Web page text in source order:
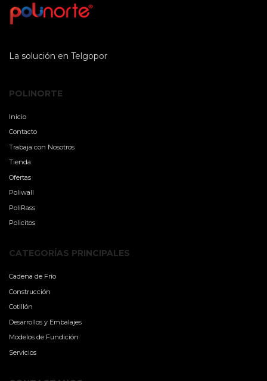
La solución en Telgopor
POLINORTE
Inicio
Contacto
Trabaja con Nosotros
Tienda
Ofertas
Poliwall
PoliRass
Policitos
CATEGORÍAS PRINCIPALES
Cadena de Frío
Construcción
Cotillón
Desarrollos y Embalajes
Modelos de Fundición
Servicios